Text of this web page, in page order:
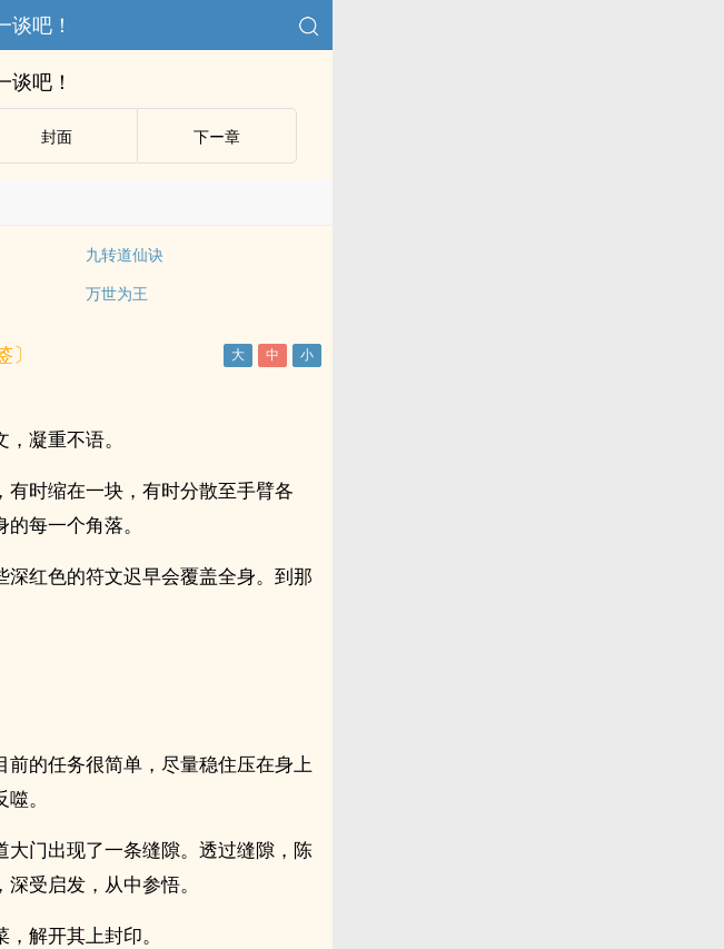
谈吧！
谈吧！
封面 下ー章
九转道仙诀
万世为王
〕
凝重不语。
时缩在一块，有时分散至手臂各
每一个角落。
红色的符文迟早会覆盖全身。到那
的任务很简单，尽量稳住压在身上
。
门出现了一条缝隙。透过缝隙，陈
受启发，从中参悟。
解开其上封印。